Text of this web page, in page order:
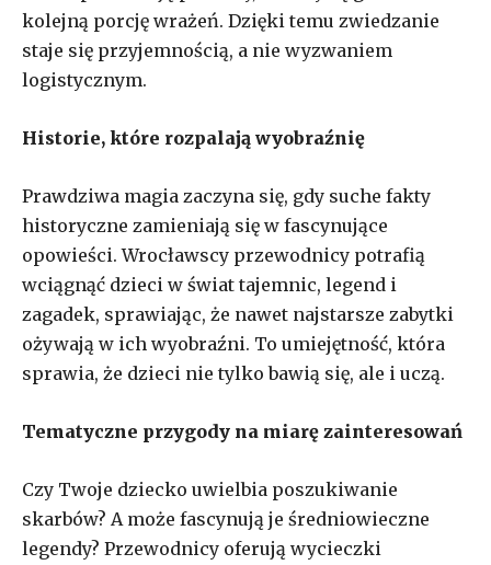
kolejną porcję wrażeń. Dzięki temu zwiedzanie
staje się przyjemnością, a nie wyzwaniem
logistycznym.
Historie, które rozpalają wyobraźnię
Prawdziwa magia zaczyna się, gdy suche fakty
historyczne zamieniają się w fascynujące
opowieści. Wrocławscy przewodnicy potrafią
wciągnąć dzieci w świat tajemnic, legend i
zagadek, sprawiając, że nawet najstarsze zabytki
ożywają w ich wyobraźni. To umiejętność, która
sprawia, że dzieci nie tylko bawią się, ale i uczą.
Tematyczne przygody na miarę zainteresowań
Czy Twoje dziecko uwielbia poszukiwanie
skarbów? A może fascynują je średniowieczne
legendy? Przewodnicy oferują wycieczki